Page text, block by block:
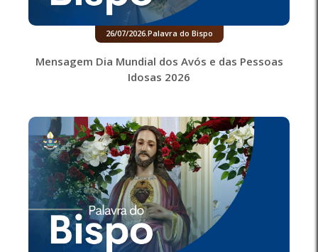
26/07/2026.Palavra do Bispo
Mensagem Dia Mundial dos Avós e das Pessoas
Idosas 2026